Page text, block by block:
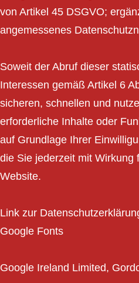
von Artikel 45 DSGVO;
angemessenes
Soweit der Abruf dieser
Interessen gemäß Artikel 6
sicheren, schnellen und
erforderliche Inhalte oder
auf Grundlage Ihrer
die Sie jederzeit mit Wirkung
Website.
Link zur
Google Fonts
Google Ireland Limited,